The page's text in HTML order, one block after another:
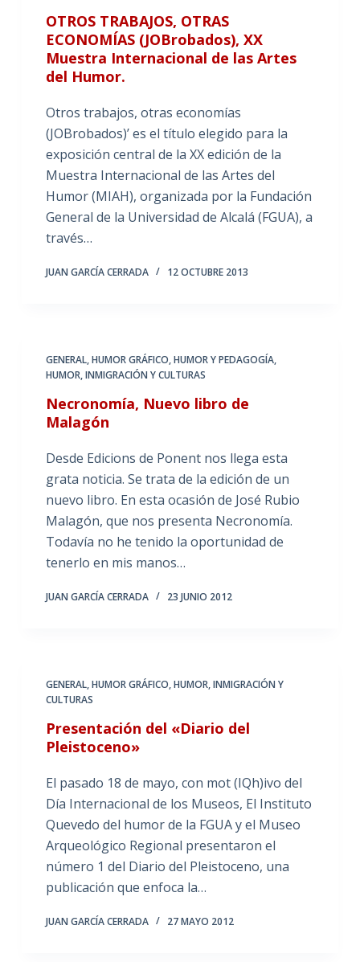
OTROS TRABAJOS, OTRAS
ECONOMÍAS (JOBrobados), XX
Muestra Internacional de las Artes
del Humor.
Otros trabajos, otras economías
(JOBrobados)’ es el título elegido para la
exposición central de la XX edición de la
Muestra Internacional de las Artes del
Humor (MIAH), organizada por la Fundación
General de la Universidad de Alcalá (FGUA), a
través…
JUAN GARCÍA CERRADA 12 OCTUBRE 2013
GENERAL,HUMOR GRÁFICO,HUMOR Y PEDAGOGÍA,
HUMOR, INMIGRACIÓN Y CULTURAS
Necronomía, Nuevo libro de
Malagón
Desde Edicions de Ponent nos llega esta
grata noticia. Se trata de la edición de un
nuevo libro. En esta ocasión de José Rubio
Malagón, que nos presenta Necronomía.
Todavía no he tenido la oportunidad de
tenerlo en mis manos…
JUAN GARCÍA CERRADA 23 JUNIO 2012
GENERAL,HUMOR GRÁFICO,HUMOR, INMIGRACIÓN Y
CULTURAS
Presentación del «Diario del
Pleistoceno»
El pasado 18 de mayo, con mot (IQh)ivo del
Día Internacional de los Museos, El Instituto
Quevedo del humor de la FGUA y el Museo
Arqueológico Regional presentaron el
número 1 del Diario del Pleistoceno, una
publicación que enfoca la…
JUAN GARCÍA CERRADA 27 MAYO 2012